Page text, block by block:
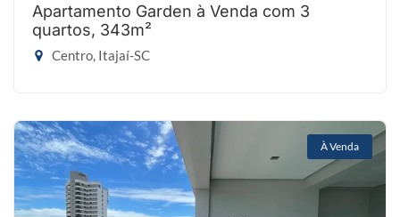
Apartamento Garden à Venda com 3
quartos, 343m²
Centro, Itajaí-SC
À Venda